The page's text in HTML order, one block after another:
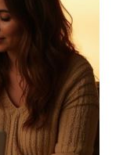
de comunicación
rápidas,
tus
está